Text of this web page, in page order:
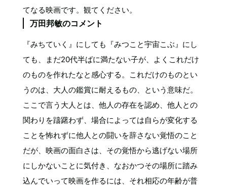
てなる映画です。観てください。
万田邦敏のコメント
『みちていく』にしても『みつこと宇宙こぶ』にし
ても、まだ20代半ばに満たない子が、よくこれだけ
のものを作れたなと感心する。これだけのものとい
うのは、大人の鑑賞に耐えるもの、という意味だ。
ここで言う大人とは、他人の存在を認め、他人との
関わりを躊躇わず、場合によっては自らが変化する
ことを怖れずに他人との闘いを辞さない覚悟のこと
だが、映画の面白さは、その覚悟から逃げない場所
にしかないことに気付き、なおかつその場所に踏み
込んでいって映画を作るには、それ相応の年齢が普